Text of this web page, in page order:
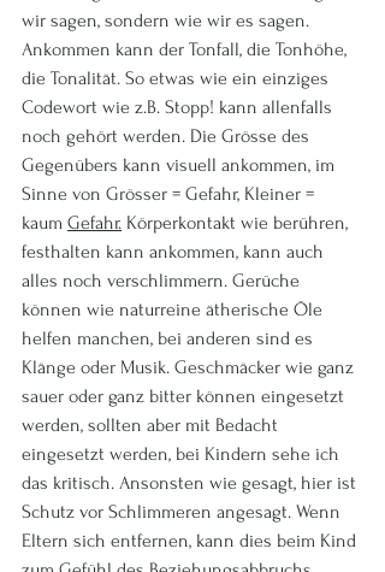
wir sagen, sondern wie wir es sagen.
Ankommen kann der Tonfall, die Tonhöhe,
die Tonalität. So etwas wie ein einziges
Codewort wie z.B. Stopp! kann allenfalls
noch gehört werden. Die Grösse des
Gegenübers kann visuell ankommen, im
Sinne von Grösser = Gefahr, Kleiner =
kaum Gefahr. Körperkontakt wie berühren,
festhalten kann ankommen, kann auch
alles noch verschlimmern. Gerüche
können wie naturreine ätherische Öle
helfen manchen, bei anderen sind es
Klänge oder Musik. Geschmäcker wie ganz
sauer oder ganz bitter können eingesetzt
werden, sollten aber mit Bedacht
eingesetzt werden, bei Kindern sehe ich
das kritisch. Ansonsten wie gesagt, hier ist
Schutz vor Schlimmeren angesagt. Wenn
Eltern sich entfernen, kann dies beim Kind